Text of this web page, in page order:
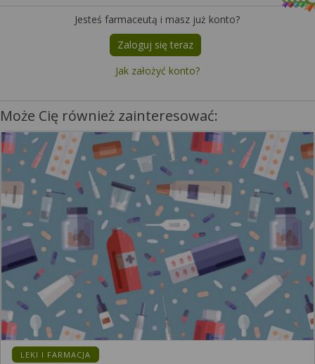
Jesteś farmaceutą i masz już konto?
Zaloguj się teraz
Jak założyć konto?
Może Cię również zainteresować:
LEKI I FARMACJA